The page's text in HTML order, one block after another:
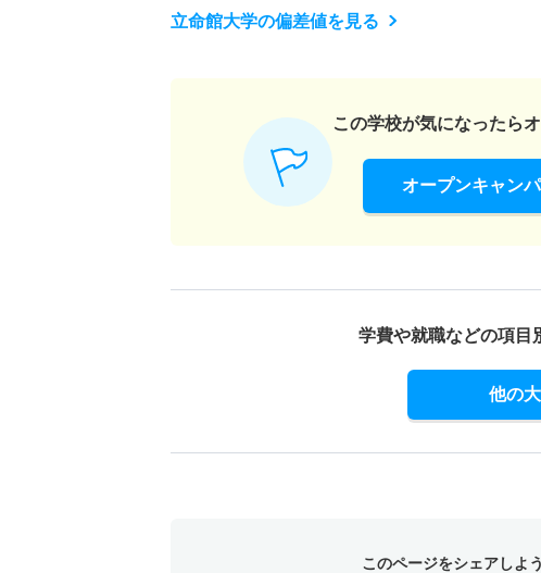
立命館大学の偏差値を見る
この学校が気になったら
オープンキャン
学費や就職などの項目
他の
このページをシェアしよう